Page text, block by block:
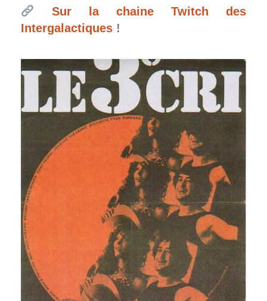
Sur la chaine Twitch des
Intergalactiques !